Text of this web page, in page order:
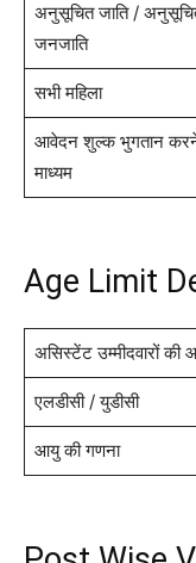
अनुसूचित जाति /
जनजाति
सभी महिला
आवेदन शुल्क भुगतान
माध्यम
Age Limit
असिस्टेंट उम्मीदवारों की
एलडीसी / युडीसी
आयु की गणना